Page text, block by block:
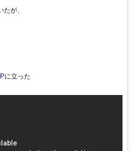
たが、
に立った